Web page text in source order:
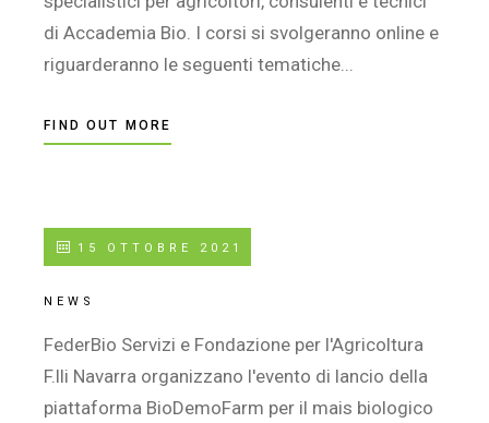
di Accademia Bio. I corsi si svolgeranno online e
riguarderanno le seguenti tematiche...
FIND OUT MORE
15 OTTOBRE 2021
NEWS
FederBio Servizi e Fondazione per l'Agricoltura
F.lli Navarra organizzano l'evento di lancio della
piattaforma BioDemoFarm per il mais biologico